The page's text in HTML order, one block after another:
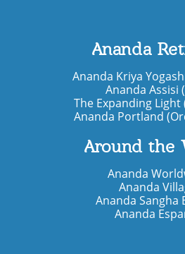
Ananda
Ananda Kriya
Ananda Assisi
The Expanding Light
Ananda Portland
Around the
Ananda
Ananda
Ananda Sangha
Ananda